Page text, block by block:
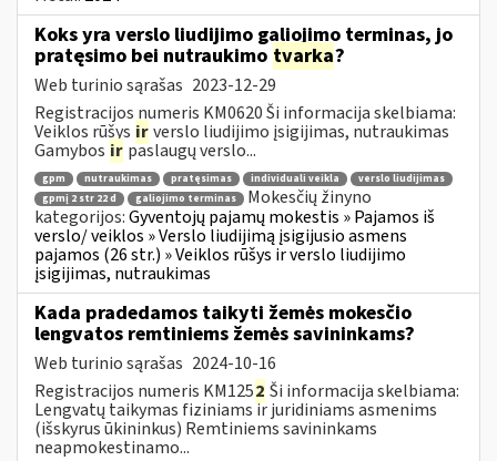
Koks yra verslo liudijimo galiojimo terminas, jo
pratęsimo bei nutraukimo tvarka?
Web turinio sąrašas 2023-12-29
Registracijos numeris KM0620 Ši informacija skelbiama:
Veiklos rūšys irverslo liudijimo įsigijimas, nutraukimas
Gamybos ir paslaugų verslo...
gpm nutraukimas pratęsimas individuali veikla
verslo liudijimas
gpmį 2 str 22 d
galiojimo terminas
Mokesčių žinyno
kategorijos:Gyventojų pajamų mokestis » Pajamos iš
verslo/ veiklos » Verslo liudijimą įsigijusio asmens
pajamos (26 str.) » Veiklos rūšys ir verslo liudijimo
įsigijimas, nutraukimas
Kada pradedamos taikyti žemės mokesčio
lengvatos remtiniems žemės savininkams?
Web turinio sąrašas 2024-10-16
Registracijos numeris KM1252 Ši informacija skelbiama:
Lengvatų taikymas fiziniams ir juridiniams asmenims
(išskyrus ūkininkus) Remtiniems savininkams
neapmokestinamo...